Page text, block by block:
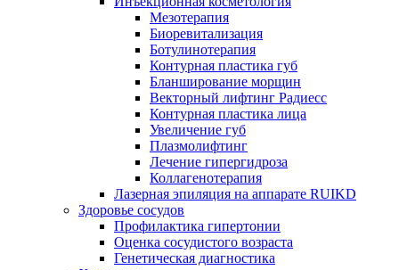
Мезотерапия
Биоревитализация
Ботулинотерапия
Контурная пластика губ
Бланширование морщин
Векторный лифтинг Радиесс
Контурная пластика лица
Увеличение губ
Плазмолифтинг
Лечение гипергидроза
Коллагенотерапия
Лазерная эпиляция на аппарате RUIKD
Здоровье сосудов
Профилактика гипертонии
Оценка сосудистого возраста
Генетическая диагностика